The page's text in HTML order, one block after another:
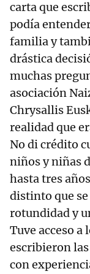
carta que
podía
familia y
drástica
muchas
asociación
Chrysallis
realidad que
No di crédito
niños y niñas
hasta tres
distinto que
rotundidad y
Tuve acceso a
escribieron
con